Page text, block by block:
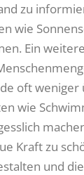
zu
wie
Ein
oft
wie
Kraft zu
und